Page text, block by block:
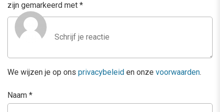
zijn gemarkeerd met *
We wijzen je op ons privacybeleid en onze voorwaarden.
Naam *